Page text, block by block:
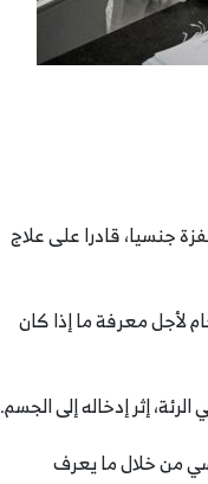
جنسيا، قادرا على علاج
معرفة ما إذا كان
إثر إدخاله إلى الجسم.
من خلال ما يعرف